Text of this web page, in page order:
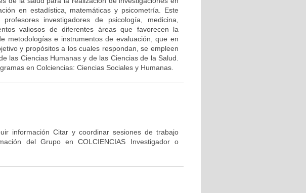
en estadística, matemáticas y psicometría. Este
investigadores de psicología, medicina,
valiosos de diferentes áreas que favorecen la
metodologías e instrumentos de evaluación, que en
y propósitos a los cuales respondan, se empleen
las Ciencias Humanas y de las Ciencias de la Salud.
en Colciencias: Ciencias Sociales y Humanas.
información Citar y coordinar sesiones de trabajo
del Grupo en COLCIENCIAS Investigador o